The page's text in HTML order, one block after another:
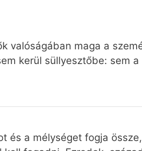
valóságában maga a
kerül süllyesztőbe: sem
és a mélységet fogja